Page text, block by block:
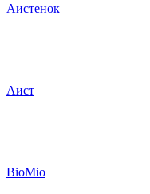
Аистенок
Аист
BioMio